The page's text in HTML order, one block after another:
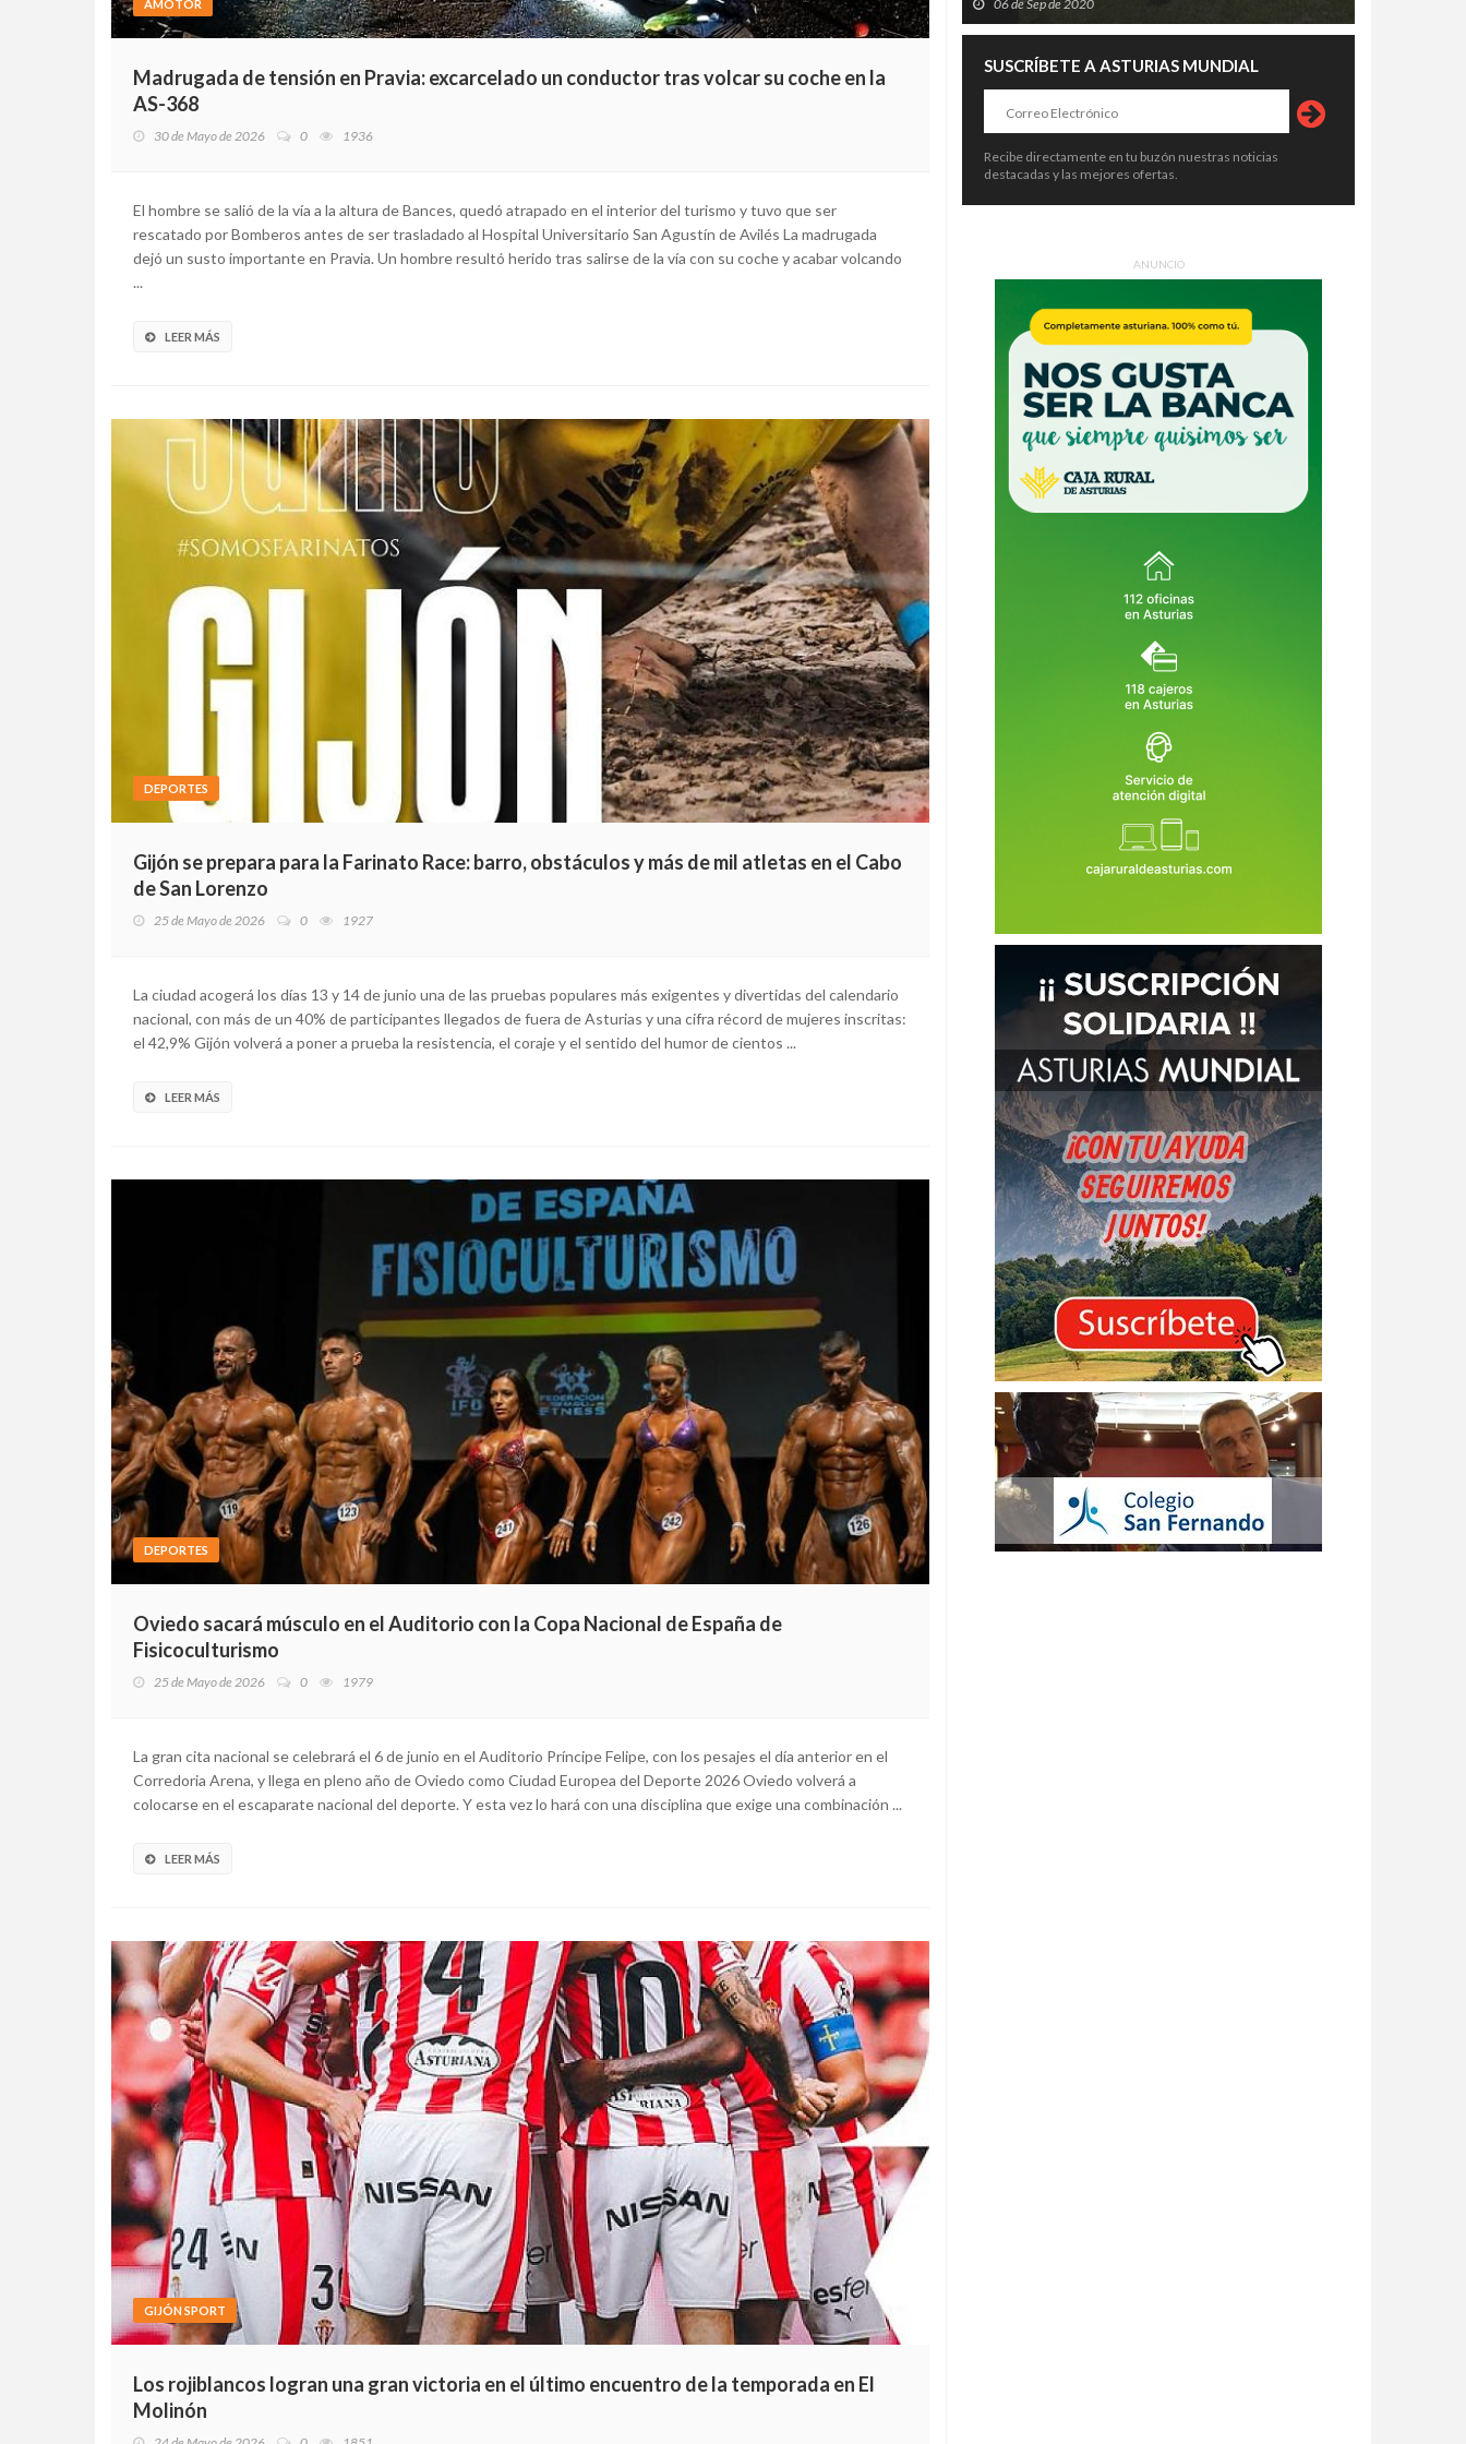
AMOTOR
Madrugada de tensión en Pravia: excarcelado un conductor tras volcar su coche en la
AS-368
30 de Mayo de 2026 0 1936
El hombre se salió de la vía a la altura de Bances, quedó atrapado en el interior del turismo y tuvo que ser
rescatado por Bomberos antes de ser trasladado al Hospital Universitario San Agustín de Avilés La madrugada
dejó un susto importante en Pravia. Un hombre resultó herido tras salirse de la vía con su coche y acabar volcando
...
LEER MÁS
DEPORTES
Gijón se prepara para la Farinato Race: barro, obstáculos y más de mil atletas en el Cabo
de San Lorenzo
25 de Mayo de 2026 0 1927
La ciudad acogerá los días 13 y 14 de junio una de las pruebas populares más exigentes y divertidas del calendario
nacional, con más de un 40% de participantes llegados de fuera de Asturias y una cifra récord de mujeres inscritas:
el 42,9% Gijón volverá a poner a prueba la resistencia, el coraje y el sentido del humor de cientos ...
LEER MÁS
DEPORTES
Oviedo sacará músculo en el Auditorio con la Copa Nacional de España de
Fisicoculturismo
25 de Mayo de 2026 0 1979
La gran cita nacional se celebrará el 6 de junio en el Auditorio Príncipe Felipe, con los pesajes el día anterior en el
Corredoria Arena, y llega en pleno año de Oviedo como Ciudad Europea del Deporte 2026 Oviedo volverá a
colocarse en el escaparate nacional del deporte. Y esta vez lo hará con una disciplina que exige una combinación ...
LEER MÁS
GIJÓN SPORT
Los rojiblancos logran una gran victoria en el último encuentro de la temporada en El
Molinón
06 de Sep de 2020
SUSCRÍBETE A ASTURIAS MUNDIAL
Recibe directamente en tu buzón nuestras noticias
destacadas y las mejores ofertas.
ANUNCIO